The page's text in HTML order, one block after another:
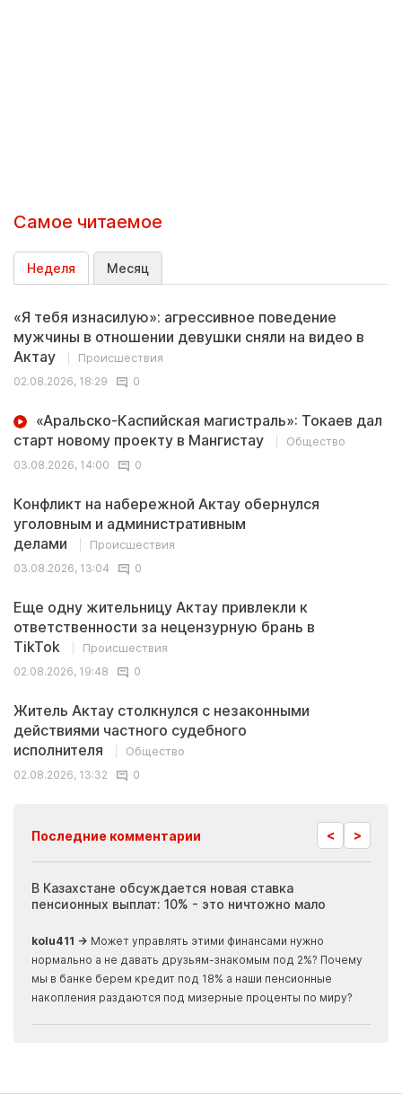
Самое читаемое
Неделя Месяц
«Я тебя изнасилую»: агрессивное поведение
мужчины в отношении девушки сняли на видео в
Актау
Происшествия
02.08.2026, 18:29
0
«Аральско-Каспийская магистраль»: Токаев дал
старт новому проекту в Мангистау
Общество
03.08.2026, 14:00
0
Конфликт на набережной Актау обернулся
уголовным и административным
делами
Происшествия
03.08.2026, 13:04
0
Еще одну жительницу Актау привлекли к
ответственности за нецензурную брань в
TikTok
Происшествия
02.08.2026, 19:48
0
Житель Актау столкнулся с незаконными
действиями частного судебного
исполнителя
Общество
02.08.2026, 13:32
0
Последние комментарии < >
В Казахстане обсуждается новая ставка
пенсионных выплат: 10% - это ничтожно мало
kolu411 → Может управлять этими финансами нужно
нормально а не давать друзьям-знакомым под 2%? Почему
мы в банке берем кредит под 18% а наши пенсионные
накопления раздаются под мизерные проценты по миру?